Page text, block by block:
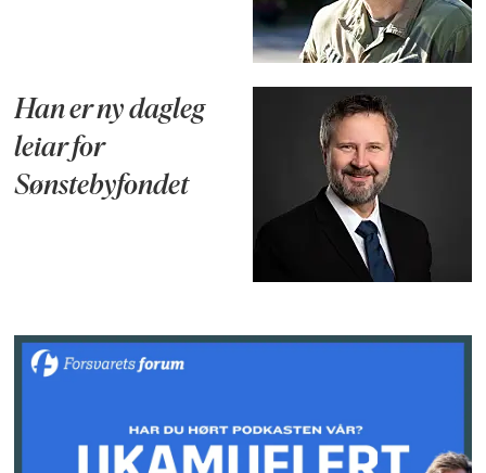
Han er ny dagleg
leiar for
Sønstebyfondet